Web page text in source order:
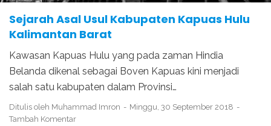
Sejarah Asal Usul Kabupaten Kapuas Hulu
Kalimantan Barat
Kawasan Kapuas Hulu yang pada zaman Hindia
Belanda dikenal sebagai Boven Kapuas kini menjadi
salah satu kabupaten dalam Provinsi…
Ditulis oleh Muhammad Imron
Minggu, 30 September 2018
Tambah Komentar